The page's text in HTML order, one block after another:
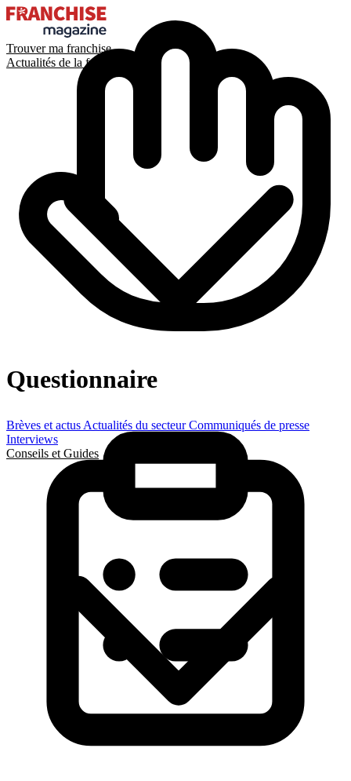
Trouver ma franchise
Actualités de la franchise
Brèves et actus Actualités du secteurCommuniqués de presse
Interviews
Conseils et Guides
Questionnaire